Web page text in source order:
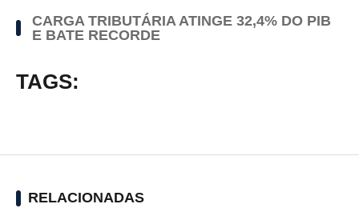
CARGA TRIBUTÁRIA ATINGE 32,4% DO PIB
E BATE RECORDE
TAGS:
RELACIONADAS